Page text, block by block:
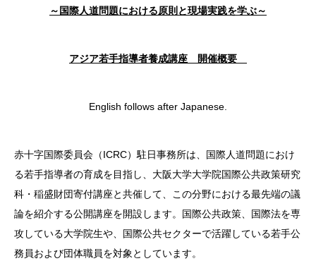
～国際人道問題における原則と現場実践を学ぶ～
アジア若手指導者養成講座 開催概要
English follows after Japanese.
赤十字国際委員会（ICRC）駐日事務所は、国際人道問題におけ
る若手指導者の育成を目指し、大阪大学大学院国際公共政策研究
科・稲盛財団寄付講座と共催して、この分野における最先端の議
論を紹介する公開講座を開設します。国際公共政策、国際法を専
攻している大学院生や、国際公共セクターで活躍している若手公
務員および団体職員を対象としています。